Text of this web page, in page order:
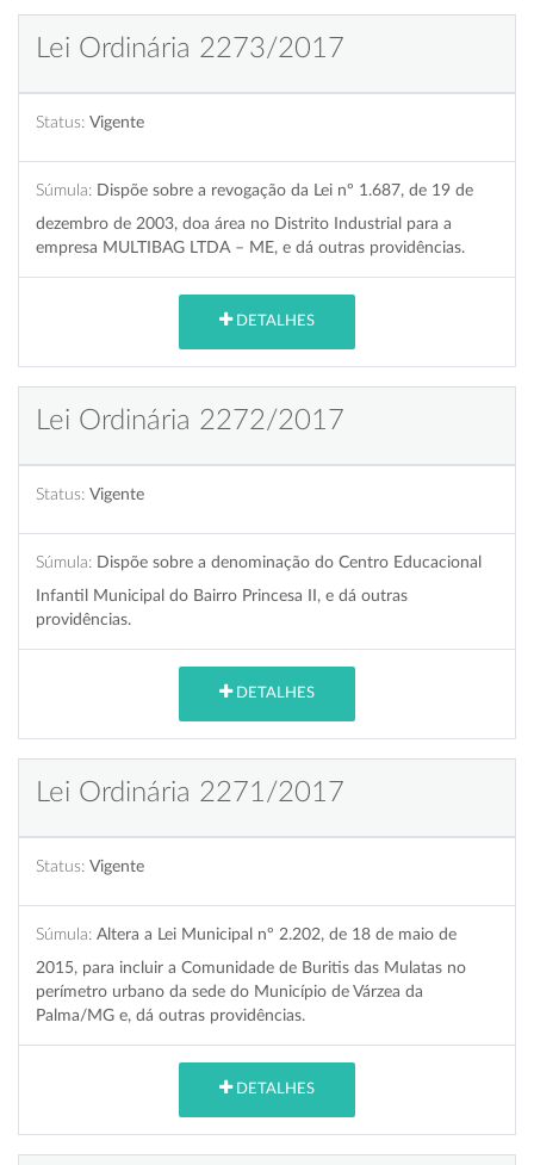
Lei Ordinária 2273/2017
Status: Vigente
Súmula: Dispõe sobre a revogação da Lei nº 1.687, de 19 de
dezembro de 2003, doa área no Distrito Industrial para a
empresa MULTIBAG LTDA – ME, e dá outras providências.
DETALHES
Lei Ordinária 2272/2017
Status: Vigente
Súmula: Dispõe sobre a denominação do Centro Educacional
Infantil Municipal do Bairro Princesa II, e dá outras
providências.
DETALHES
Lei Ordinária 2271/2017
Status: Vigente
Súmula: Altera a Lei Municipal nº 2.202, de 18 de maio de
2015, para incluir a Comunidade de Buritis das Mulatas no
perímetro urbano da sede do Município de Várzea da
Palma/MG e, dá outras providências.
DETALHES